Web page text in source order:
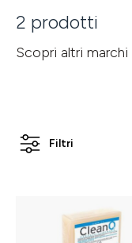
2 prodotti
Scopri altri marchi
Filtri